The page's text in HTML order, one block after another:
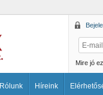
Mire jó
Rólunk Híreink